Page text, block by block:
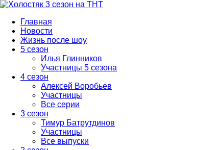
Главная
Новости
Жизнь после шоу
5 сезон
Илья Глинников
Участницы 5 сезона
4 сезон
Алексей Воробьев
Участницы
Все серии
3 сезон
Тимур Батрутдинов
Участницы
Все выпуски